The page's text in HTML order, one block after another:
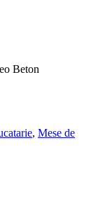
Beton
, Mese de